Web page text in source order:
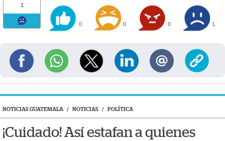
1
0 0 0 1
NOTICIAS GUATEMALA / NOTICIAS / POLÍTICA
¡Cuidado! Así estafan a quienes